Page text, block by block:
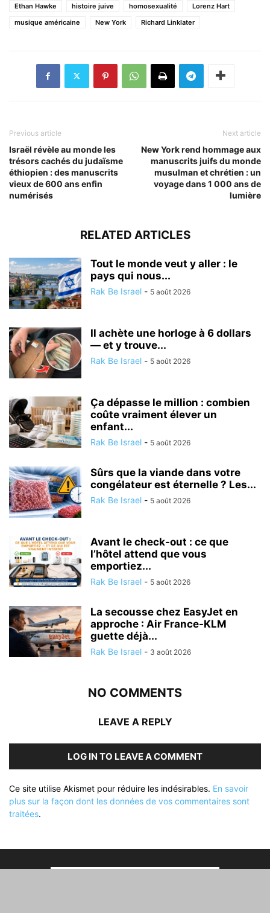
Ethan Hawke
histoire juive homosexualité
Lorenz Hart
musique américaine
New York Richard Linklater
Previous article
Israël révèle au monde les
trésors cachés du judaïsme
éthiopien : des manuscrits
vieux de 600 ans enfin
numérisés
Next article
New York rend hommage aux
manuscrits juifs du monde
musulman et chrétien : un
voyage dans 1 000 ans de
lumière
RELATED ARTICLES
Tout le monde veut y aller : le
pays qui nous...
Rak Be Israel - 5 août 2026
Il achète une horloge à 6 dollars
— et y trouve...
Rak Be Israel - 5 août 2026
Ça dépasse le million : combien
coûte vraiment élever un
enfant...
Rak Be Israel - 5 août 2026
Sûrs que la viande dans votre
congélateur est éternelle ? Les...
Rak Be Israel - 5 août 2026
Avant le check-out : ce que
l’hôtel attend que vous
emportiez...
Rak Be Israel - 5 août 2026
La secousse chez EasyJet en
approche : Air France-KLM
guette déjà...
Rak Be Israel - 3 août 2026
NO COMMENTS
LEAVE A REPLY
LOG IN TO LEAVE A COMMENT
Ce site utilise Akismet pour réduire les indésirables. En savoir
plus sur la façon dont les données de vos commentaires sont
traitées.